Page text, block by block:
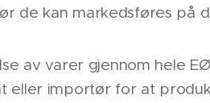
de kan markedsføres på
av varer gjennom hele
eller importør for at